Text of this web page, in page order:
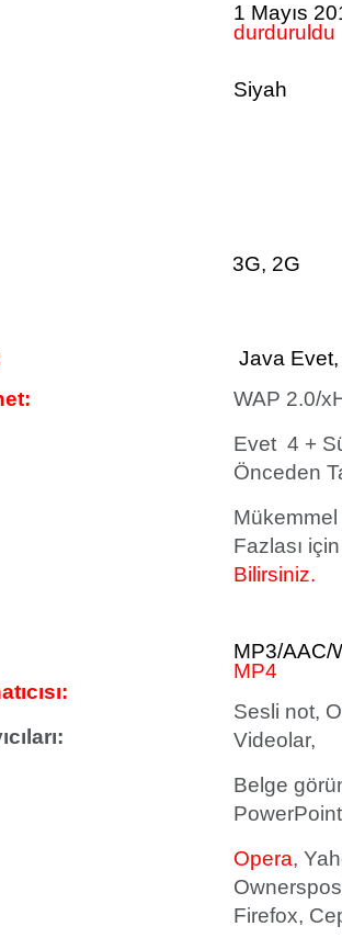
1 Mayıs
durduruldu
Siyah
3G, 2G
Java
WAP 2.0/
Evet 4 +
Önceden
Fazlası
Bilirsiniz.
MP3/AAC/
MP4
Sesli not,
Videolar,
Belge
Opera,
Firefox,